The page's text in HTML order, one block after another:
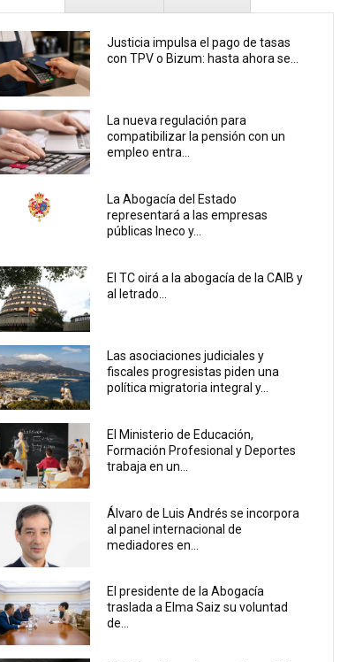
Justicia impulsa el pago de tasas
con TPV o Bizum: hasta ahora se...
La nueva regulación para
compatibilizar la pensión con un
empleo entra...
La Abogacía del Estado
representará a las empresas
públicas Ineco y...
El TC oirá a la abogacía de la CAIB y
al letrado...
Las asociaciones judiciales y
fiscales progresistas piden una
política migratoria integral y...
El Ministerio de Educación,
Formación Profesional y Deportes
trabaja en un...
Álvaro de Luis Andrés se incorpora
al panel internacional de
mediadores en...
El presidente de la Abogacía
traslada a Elma Saiz su voluntad
de...